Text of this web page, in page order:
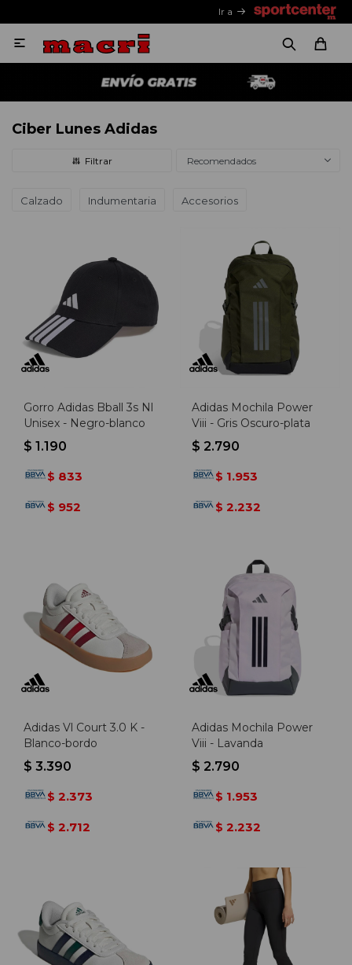
Ir a

Ciber Lunes Adidas
Recomendados
Calzado Indumentaria Accesorios
Gorro Adidas Bball 3s Nl
Unisex - Negro-blanco
$ 1.190
$ 833
$ 952
Adidas Mochila Power
Viii - Gris Oscuro-plata
$ 2.790
$ 1.953
$ 2.232
Adidas Vl Court 3.0 K -
Blanco-bordo
$ 3.390
$ 2.373
$ 2.712
Adidas Mochila Power
Viii - Lavanda
$ 2.790
$ 1.953
$ 2.232